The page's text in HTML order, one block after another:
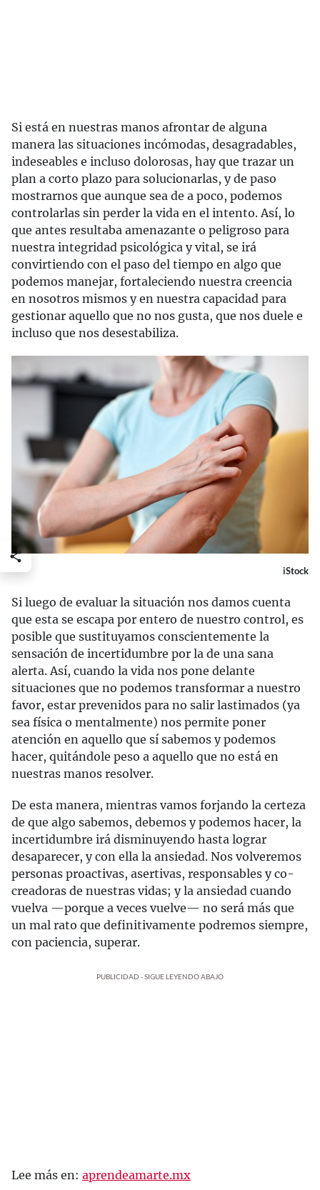
Si está en nuestras manos afrontar de alguna
manera las situaciones incómodas, desagradables,
indeseables e incluso dolorosas, hay que trazar un
plan a corto plazo para solucionarlas, y de paso
mostrarnos que aunque sea de a poco, podemos
controlarlas sin perder la vida en el intento. Así, lo
que antes resultaba amenazante o peligroso para
nuestra integridad psicológica y vital, se irá
convirtiendo con el paso del tiempo en algo que
podemos manejar, fortaleciendo nuestra creencia
en nosotros mismos y en nuestra capacidad para
gestionar aquello que no nos gusta, que nos duele e
incluso que nos desestabiliza.
iStock
Si luego de evaluar la situación nos damos cuenta
que esta se escapa por entero de nuestro control, es
posible que sustituyamos conscientemente la
sensación de incertidumbre por la de una sana
alerta. Así, cuando la vida nos pone delante
situaciones que no podemos transformar a nuestro
favor, estar prevenidos para no salir lastimados (ya
sea física o mentalmente) nos permite poner
atención en aquello que sí sabemos y podemos
hacer, quitándole peso a aquello que no está en
nuestras manos resolver.
De esta manera, mientras vamos forjando la certeza
de que algo sabemos, debemos y podemos hacer, la
incertidumbre irá disminuyendo hasta lograr
desaparecer, y con ella la ansiedad. Nos volveremos
personas proactivas, asertivas, responsables y co-
creadoras de nuestras vidas; y la ansiedad cuando
vuelva —porque a veces vuelve— no será más que
un mal rato que definitivamente podremos siempre,
con paciencia, superar.
PUBLICIDAD - SIGUE LEYENDO ABAJO
Lee más en: aprendeamarte.mx